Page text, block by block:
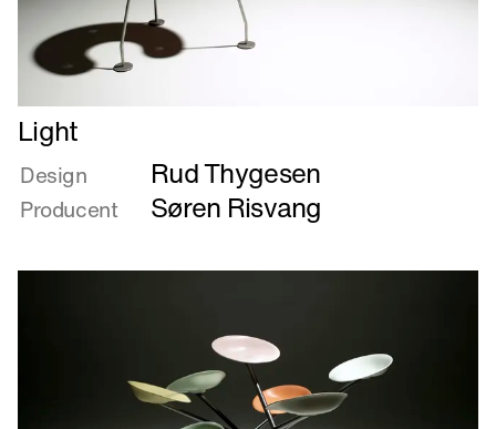
Læs
mere
om
Light
Light
Design Rud Thygesen
Producent Søren Risvang